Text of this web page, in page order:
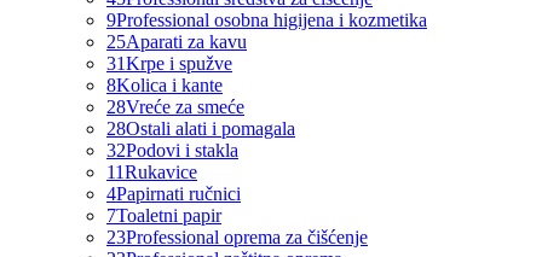
9Professional osobna higijena i kozmetika
25Aparati za kavu
31Krpe i spužve
8Kolica i kante
28Vreće za smeće
28Ostali alati i pomagala
32Podovi i stakla
11Rukavice
4Papirnati ručnici
7Toaletni papir
23Professional oprema za čišćenje